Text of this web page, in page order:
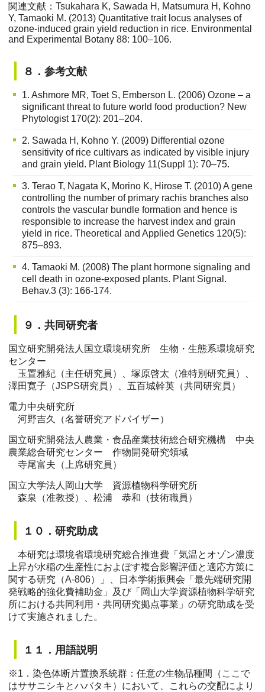
関連文献：Tsukahara K, Sawada H, Matsumura H, Kohno
Y, Tamaoki M. (2013) Quantitative trait locus analyses of
ozone-induced grain yield reduction in rice. Environmental
and Experimental Botany 88: 100–106.
８．参考文献
1. Ashmore MR, Toet S, Emberson L. (2006) Ozone – a
significant threat to future world food production? New
Phytologist 170(2): 201–204.
2. Sawada H, Kohno Y. (2009) Differential ozone
sensitivity of rice cultivars as indicated by visible injury
and grain yield. Plant Biology 11(Suppl 1): 70–75.
3. Terao T, Nagata K, Morino K, Hirose T. (2010) A gene
controlling the number of primary rachis branches also
controls the vascular bundle formation and hence is
responsible to increase the harvest index and grain
yield in rice. Theoretical and Applied Genetics 120(5):
875–893.
4. Tamaoki M. (2008) The plant hormone signaling and
cell death in ozone-exposed plants. Plant Signal.
Behav.3 (3): 166-174.
９．共同研究者
国立研究開発法人国立環境研究所 生物・生態系環境研究
センター
玉置雅紀（主任研究員）、塚原啓太（准特別研究員）、
澤田寛子（JSPS研究員）、五百城幹英（共同研究員）
電力中央研究所
河野吉久（名誉研究アドバイザー）
国立研究開発法人農業・食品産業技術総合研究機構 中央
農業総合研究センター 作物開発研究領域
寺尾富夫（上席研究員）
国立大学法人岡山大学 資源植物科学研究所
森泉（准教授）、松浦 恭和（技術職員）
１０．研究助成
本研究は環境省環境研究総合推進費「気温とオゾン濃度
上昇が水稲の生産性におよぼす複合影響評価と適応方策に
関する研究（A-806）」、日本学術振興会「最先端研究開
発戦略的強化費補助金」及び「岡山大学資源植物科学研究
所における共同利用・共同研究拠点事業」の研究助成を受
けて実施されました。
１１．用語説明
※1 ．染色体断片置換系統群：任意の生物品種間（ここで
はササニシキとハバタキ）において、これらの交配により